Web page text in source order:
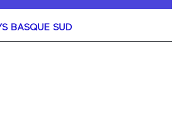
BASQUE SUD